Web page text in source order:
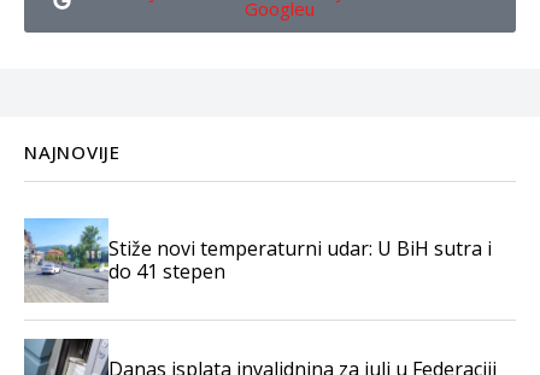
Googleu
NAJNOVIJE
Stiže novi temperaturni udar: U BiH sutra i
do 41 stepen
Danas isplata invalidnina za juli u Federaciji